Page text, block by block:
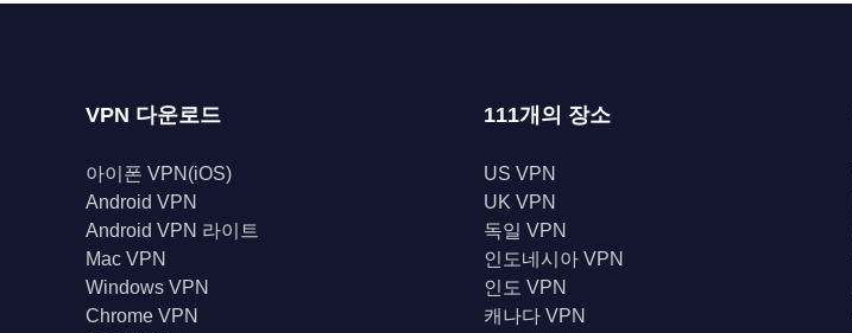
VPN 다운로드
아이폰 VPN(iOS)
Android VPN
Android VPN 라이트
Mac VPN
Windows VPN
Chrome VPN
111개의 장소
US VPN
UK VPN
독일 VPN
인도네시아 VPN
인도 VPN
캐나다 VPN